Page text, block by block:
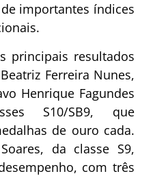
importantes índices
principais resultados
Ferreira Nunes,
Henrique Fagundes
S10/SB9, que
de ouro cada.
da classe S9,
com três